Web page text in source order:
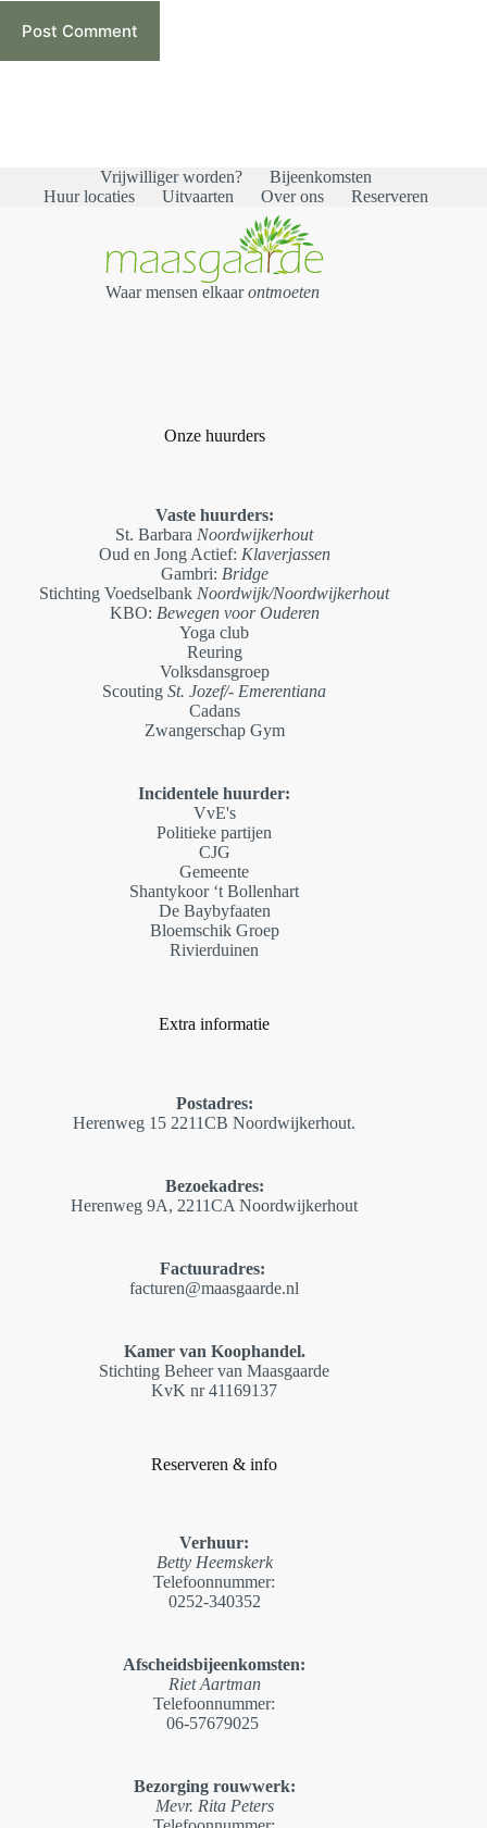
Post Comment
Vrijwilliger worden?
Bijeenkomsten
Huur locaties
Uitvaarten Over ons Reserveren
Waar mensen elkaarontmoeten
Onze huurders
Vaste huurders:
St. Barbara Noordwijkerhout
Oud en Jong Actief: Klaverjassen
Gambri: Bridge
Stichting Voedselbank Noordwijk/Noordwijkerhout
KBO: Bewegen voor Ouderen
Yoga club
Reuring
Volksdansgroep
ScoutingSt. Jozef/- Emerentiana
Cadans
Zwangerschap Gym
Incidentele huurder:
VvE's
Politieke partijen
CJG
Gemeente
Shantykoor ‘t Bollenhart
De Baybyfaaten
Bloemschik Groep
Rivierduinen
Extra informatie
Postadres:
Herenweg 15 2211CB Noordwijkerhout.
Bezoekadres:
Herenweg 9A, 2211CA Noordwijkerhout
Factuuradres:
facturen@maasgaarde.nl
Kamer van Koophandel.
Stichting Beheer van Maasgaarde
KvK nr 41169137
Reserveren & info
Verhuur:
Betty Heemskerk
Telefoonnummer:
0252-340352
Afscheidsbijeenkomsten:
Riet Aartman
Telefoonnummer:
06-57679025
Bezorging rouwwerk:
Mevr. Rita Peters